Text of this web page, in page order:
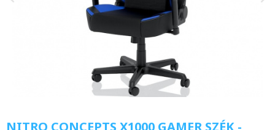
NITRO CONCEPTS X1000 GAMER SZÉK -